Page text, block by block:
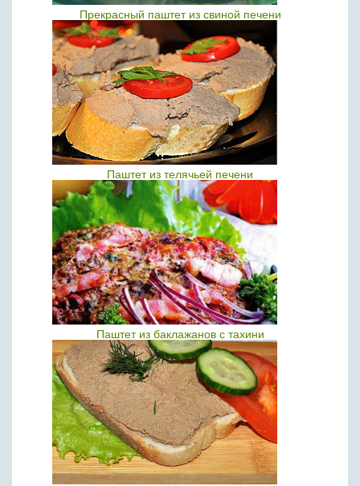
Прекрасный паштет из свиной печени
Паштет из телячьей печени
Паштет из баклажанов с тахини